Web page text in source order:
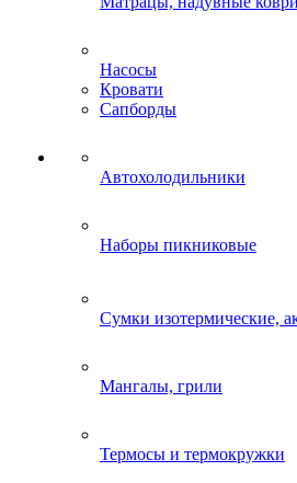
Насосы
Кровати
Сапборды
Автохолодильники
Наборы пикниковые
Сумки изотермические,
Мангалы, грили
Термосы и термокружки